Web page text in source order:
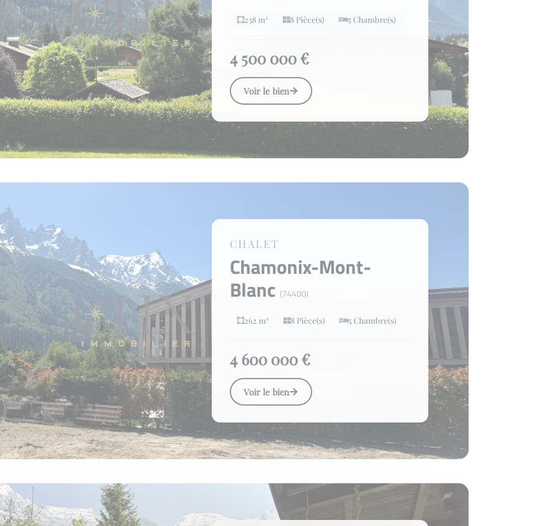
238 m² 8 Pièce(s) 5 Chambre(s)
4 500 000 €
Voir le bien
CHALET
Chamonix-Mont-
Blanc (74400)
262 m² 8 Pièce(s) 5 Chambre(s)
4 600 000 €
Voir le bien